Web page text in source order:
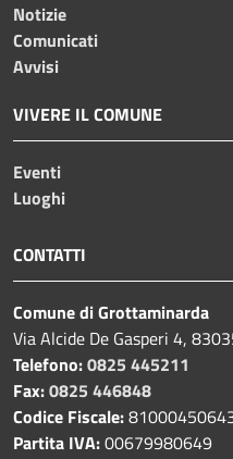
Notizie
Comunicati
Avvisi
VIVERE IL COMUNE
Eventi
Luoghi
CONTATTI
Comune di Grottaminarda
Via Alcide De Gasperi 4,
Telefono:0825 445211
Fax:0825 446848
Codice Fiscale:
Partita IVA:00679980649